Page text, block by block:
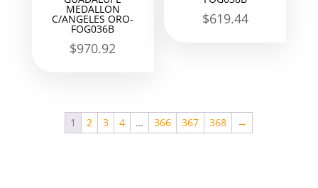
MEDALLON
C/ANGELES ORO-
FOG036B
$970.92
$619.44
1 2 3 4 … 366 367 368 →